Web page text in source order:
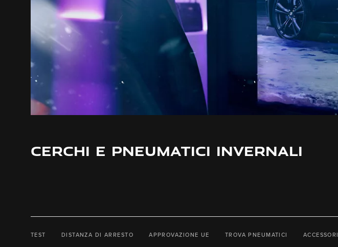
CERCHI E PNEUMATICI INVERNALI
TEST DISTANZA DI ARRESTO APPROVAZIONE UE TROVA PNEUMATICI ACCESSORI